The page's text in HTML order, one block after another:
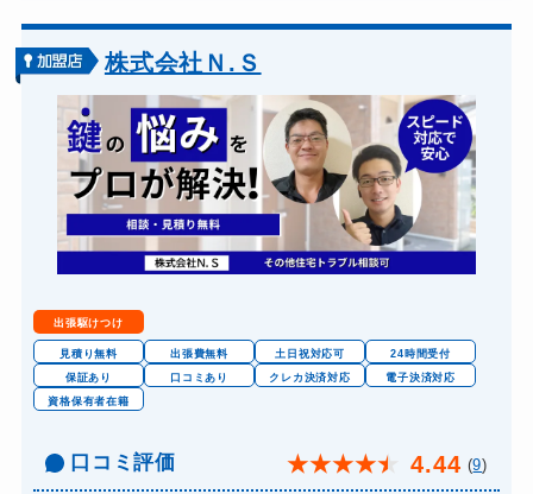
株式会社Ｎ.Ｓ
出張駆けつけ
見積り無料 出張費無料 土日祝対応可
24時間受付
保証あり
口コミあり クレカ決済対応
電子決済対応
資格保有者在籍
口コミ評価 ★★★★★ 4.44 (9)